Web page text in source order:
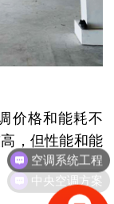
价格和能耗不
，但性能和能
空调系统工程
中央空调方案